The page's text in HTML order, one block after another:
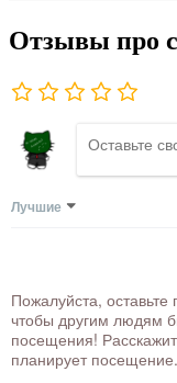
Отзывы про
Лучшие
Пожалуйста,
чтобы другим людям
посещения!
планирует посещение.